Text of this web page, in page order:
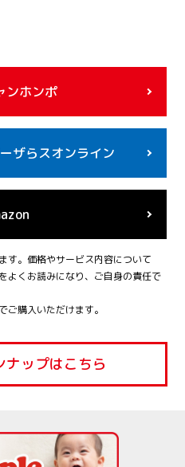
ンホンポ
ザらスオンライン
す。価格やサービス内容について
よくお読みになり、ご自身の責任で
ご購入いただけます。
ナップはこちら